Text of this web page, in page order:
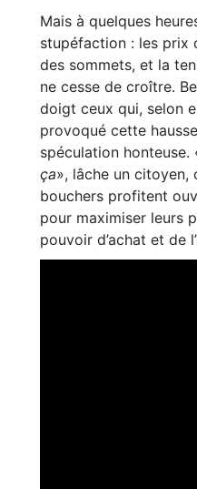
Mais à quelques
stupéfaction : les prix
des sommets, et la
ne cesse de croître.
doigt ceux qui, selon
provoqué cette
spéculation honteuse.
ça», lâche un
bouchers profitent
pour maximiser leurs
pouvoir d’achat et de